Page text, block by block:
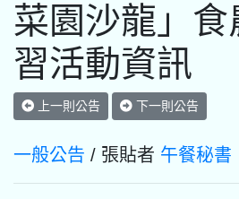
菜園沙龍」食
習活動資訊
上一則公告 下一則公告
一般公告 / 張貼者 午餐秘書